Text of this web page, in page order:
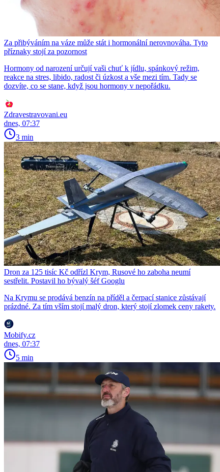
Za přibýváním na váze může stát i hormonální nerovnováha. Tyto
příznaky stojí za pozornost
Hormony od narození určují vaši chuť k jídlu, spánkový režim,
reakce na stres, libido, radost či úzkost a vše mezi tím. Tady se
dozvíte, co se stane, když jsou hormony v nepořádku.
Zdravestravovani.eu
dnes, 07:37
3 min
Dron za 125 tisíc Kč odřízl Krym, Rusové ho zaboha neumí
sestřelit. Postavil ho bývalý šéf Googlu
Na Krymu se prodává benzín na příděl a čerpací stanice zůstávají
prázdné. Za tím vším stojí malý dron, který stojí zlomek ceny rakety.
Mobify.cz
dnes, 07:37
5 min